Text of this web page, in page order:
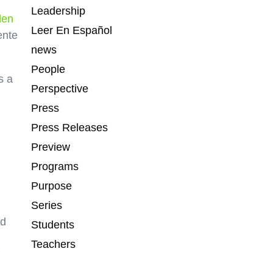
a
Leadership
Leer En Español
news
People
Perspective
Press
Press Releases
Preview
Programs
Purpose
Series
Students
Teachers